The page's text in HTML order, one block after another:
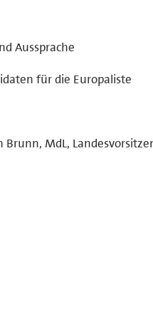
Aussprache
für die Europaliste
Brunn, MdL,